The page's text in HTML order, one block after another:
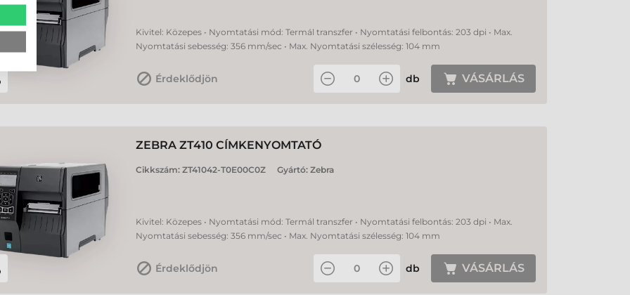
Kivitel: Közepes • Nyomtatási mód: Termál transzfer • Nyomtatási felbontás: 203 dpi • Max.
Nyomtatási sebesség: 356 mm/sec • Max. Nyomtatási szélesség: 104 mm
Érdeklődjön db VÁSÁRLÁS
ZEBRA ZT410 CÍMKENYOMTATÓ
Cikkszám: ZT41042-T0E00C0Z Gyártó: Zebra
Kivitel: Közepes • Nyomtatási mód: Termál transzfer • Nyomtatási felbontás: 203 dpi • Max.
Nyomtatási sebesség: 356 mm/sec • Max. Nyomtatási szélesség: 104 mm
Érdeklődjön db VÁSÁRLÁS